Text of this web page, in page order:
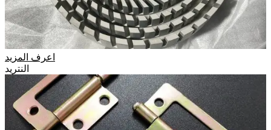
اعرف المزيد
النتريد